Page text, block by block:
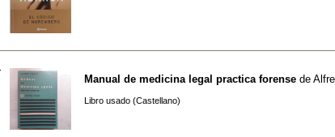
Manual de medicina legal practica forense de
Libro usado (Castellano)